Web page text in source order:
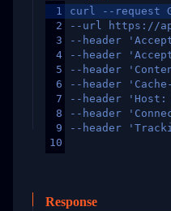
1
2
3
4
5
6
7
8
9
10
curl --request
--url https://
--header
--header
--header
--header
--header 'Host:
--header
--header
Response